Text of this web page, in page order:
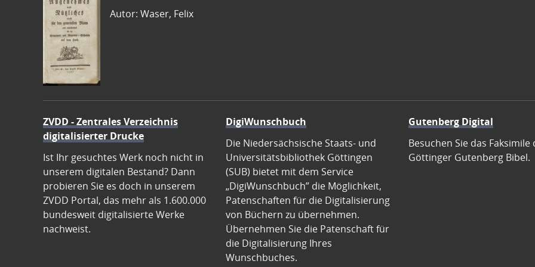
Autor: Waser, Felix
ZVDD - Zentrales Verzeichnis
digitalisierter Drucke
Ist Ihr gesuchtes Werk noch nicht in
unserem digitalen Bestand? Dann
probieren Sie es doch in unserem
ZVDD Portal, das mehr als 1.600.000
bundesweit digitalisierte Werke
nachweist.
DigiWunschbuch
Die Niedersächsische Staats- und
Universitätsbibliothek Göttingen
(SUB) bietet mit dem Service
„DigiWunschbuch” die Möglichkeit,
Patenschaften für die Digitalisierung
von Büchern zu übernehmen.
Übernehmen Sie die Patenschaft für
die Digitalisierung Ihres
Wunschbuches.
Gutenberg Digital
Besuchen Sie das Faksimile
Göttinger Gutenberg Bibel.